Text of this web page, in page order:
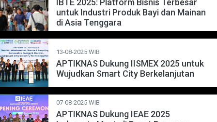
IBTE 2025: Platform Bisnis Terbesar
untuk Industri Produk Bayi dan Mainan
di Asia Tenggara
13-08-2025 WIB
APTIKNAS Dukung IISMEX 2025 untuk
Wujudkan Smart City Berkelanjutan
07-08-2025 WIB
APTIKNAS Dukung IEAE 2025